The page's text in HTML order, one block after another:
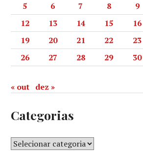
5
6 7 8 9
12
13 14 15 16
19
20 21 22 23
26
27 28 29 30
« out dez »
Categorias